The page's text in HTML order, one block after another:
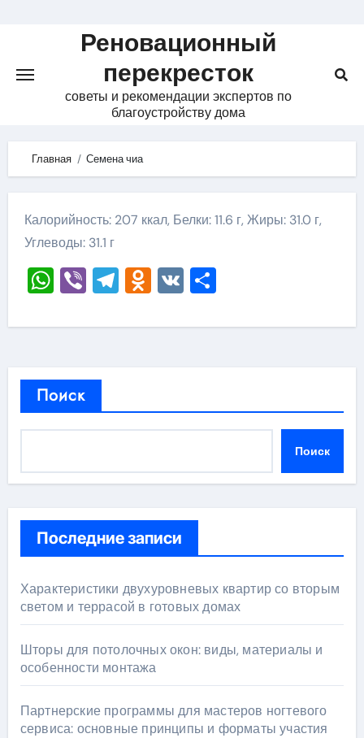
Реновационный
перекресток
советы и рекомендации экспертов по
благоустройству дома
Главная Семена чиа
Калорийность: 207 ккал, Белки: 11.6 г, Жиры: 31.0 г,
Углеводы: 31.1 г
WhatsApp
ViberTelegram
Odnoklassniki
VKОтправить
Поиск
Поиск
Последние записи
Характеристики двухуровневых квартир со вторым
светом и террасой в готовых домах
Шторы для потолочных окон: виды, материалы и
особенности монтажа
Партнерские программы для мастеров ногтевого
сервиса: основные принципы и форматы участия